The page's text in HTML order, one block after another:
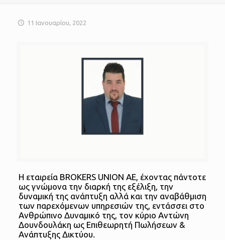
11 Ιανουαρίου, 2022
Η εταιρεία BROKERS UNION AE, έχοντας πάντοτε
ως γνώμονα την διαρκή της εξέλιξη, την
δυναμική της ανάπτυξη αλλά και την αναβάθμιση
των παρεχόμενων υπηρεσιών της, εντάσσει στο
Ανθρώπινο Δυναμικό της, τον κύριο Αντώνη
Δουνδουλάκη ως Επιθεωρητή Πωλήσεων &
Ανάπτυξης Δικτύου.